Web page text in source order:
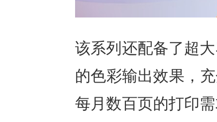
该系列还配备了超
的色彩输出效果，
每月数百页的打印